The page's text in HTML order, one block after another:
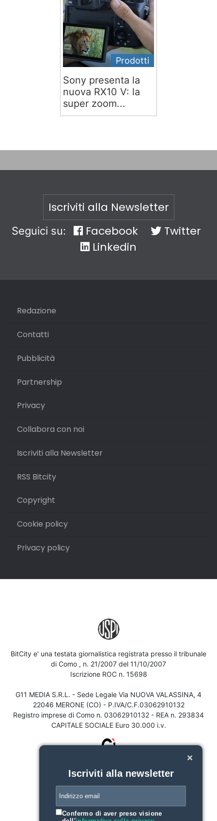
Prodotti
Sony presenta la
nuova RX10 V: la
super zoom...
Iscriviti alla Newsletter
Seguici su: Facebook
Twitter
Linkedin
Redazione
Contatti
Pubblicità
Partnership
Privacy
Collabora con noi
Iscriviti alla Newsletter
RSS Bitcity
Copyright
Cookie policy
Privacy policy
BitCity e' una testata giornalistica registrata presso il tribunale
di Como , n. 21/2007 del 11/10/2007
Iscrizione ROC n. 15698
G11 MEDIA S.R.L. - Sede Legale Via NUOVA VALASSINA, 4
22046 MERONE (CO) - P.IVA/C.F.03062910132
Registro imprese di Como n. 03062910132 - REA n. 293834
CAPITALE SOCIALE Euro 30.000 i.v.
Iscriviti alla newsletter
Confermo di aver preso visione